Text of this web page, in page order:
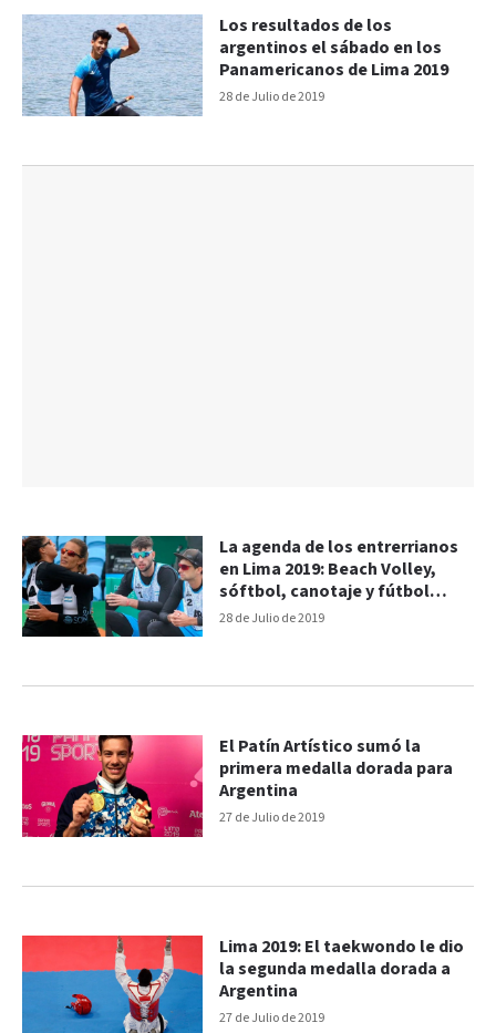
28 de Julio de 2019
Los resultados de los
argentinos el sábado en los
Panamericanos de Lima 2019
28 de Julio de 2019
La agenda de los entrerrianos
en Lima 2019: Beach Volley,
sóftbol, canotaje y fútbol
femenino
27 de Julio de 2019
El Patín Artístico sumó la
primera medalla dorada para
Argentina
27 de Julio de 2019
Lima 2019: El taekwondo le dio
la segunda medalla dorada a
Argentina